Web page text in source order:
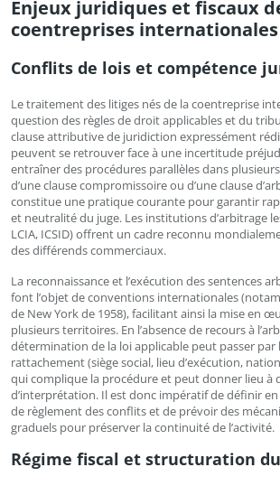
Enjeux juridiques et fiscaux
coentreprises internationales
Conflits de lois et compétence
Le traitement des litiges nés de la coentreprise
question des règles de droit applicables et du
clause attributive de juridiction expressément
peuvent se retrouver face à une incertitude
entraîner des procédures parallèles dans
d’une clause compromissoire ou d’une clause
constitue une pratique courante pour garantir
et neutralité du juge. Les institutions d’arbitrage
LCIA, ICSID) offrent un cadre reconnu
des différends commerciaux.
La reconnaissance et l’exécution des sentences
font l’objet de conventions internationales
de New York de 1958), facilitant ainsi la mise en
plusieurs territoires. En l’absence de recours à
détermination de la loi applicable peut passer par
rattachement (siège social, lieu d’exécution,
qui complique la procédure et peut donner lieu à
d’interprétation. Il est donc impératif de définir
de règlement des conflits et de prévoir des
graduels pour préserver la continuité de l’activité.
Régime fiscal et structuration